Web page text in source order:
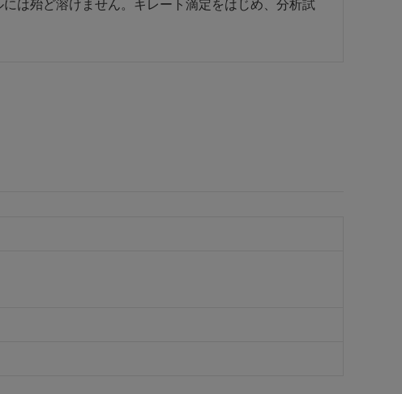
は殆ど溶けません。キレート滴定をはじめ、分析試